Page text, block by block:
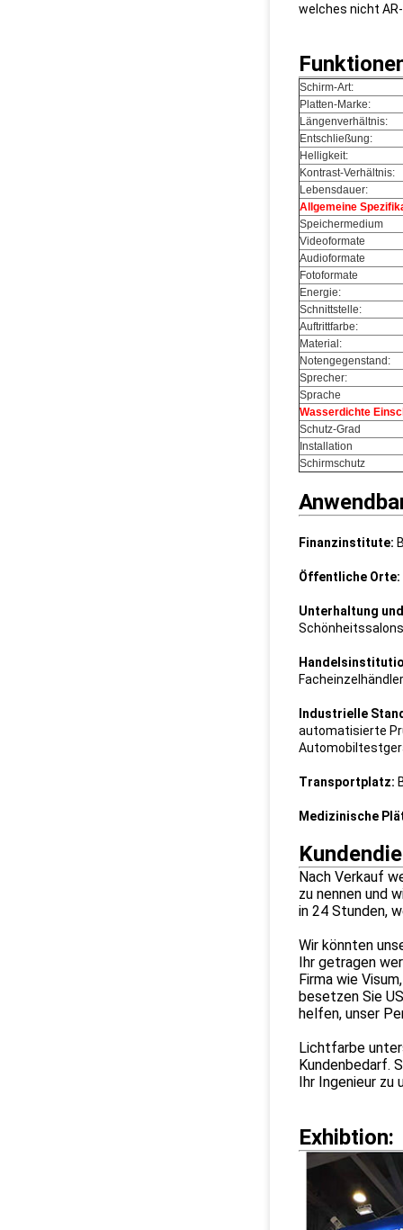
welches nicht
Schirm-Art:
Platten-Marke:
Längenverhältnis:
Entschließung:
Helligkeit:
Kontrast-Verhältnis:
Lebensdauer:
Allgemeine
Speichermedium
Videoformate
Audioformate
Fotoformate
Energie:
Schnittstelle:
Auftrittfarbe:
Material:
Notengegenstand:
Sprecher:
Sprache
Wasserdichte
Schutz-Grad
Installation
Schirmschutz
Finanzinstitute:
Öffentliche Orte:
Unterhaltung
Industrielle
automatisierte
Transportplatz:
Medizinische
Nach Verkauf
zu nennen und
in 24 Stunden,
Wir könnten
Ihr getragen
Firma wie
besetzen Sie
helfen, unser
Lichtfarbe
Kundenbedarf.
Ihr Ingenieur zu
Exhibtion: